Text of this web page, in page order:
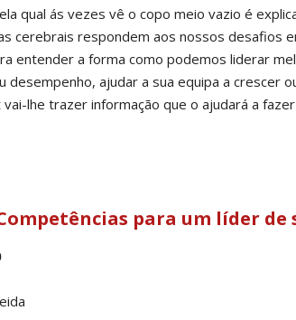
qual ás vezes vê o copo meio vazio é
cerebrais respondem aos nossos desafios
entender a forma como podemos liderar
desempenho, ajudar a sua equipa a crescer
lhe trazer informação que o ajudará a
para um líder de